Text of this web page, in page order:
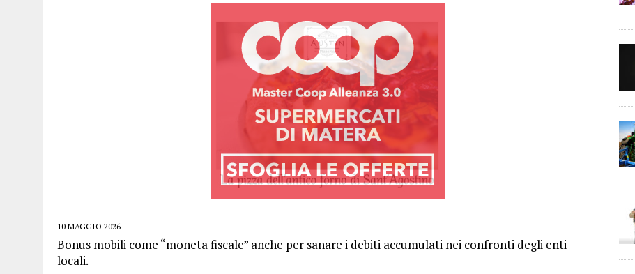
10 MAGGIO 2026
Bonus mobili come “moneta fiscale” anche per sanare i debiti accumulati nei confronti degli enti
locali.